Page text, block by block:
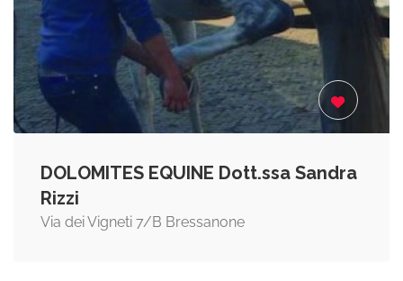
DOLOMITES EQUINE Dott.ssa Sandra
Rizzi
Via dei Vigneti 7/B Bressanone